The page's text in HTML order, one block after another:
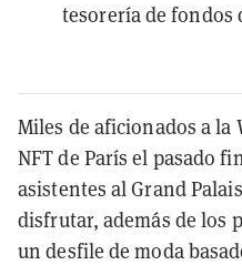
tesorería de fondos
Miles de aficionados a la
NFT de París el pasado
asistentes al Grand
disfrutar, además de los
un desfile de moda